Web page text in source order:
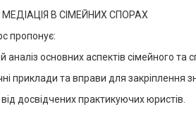
МЕДІАЦІЯ В СІМЕЙНИХ СПОРАХ
пропонує:
аналіз основних аспектів сімейного та
приклади та вправи для закріплення
досвідчених практикуючих юристів.